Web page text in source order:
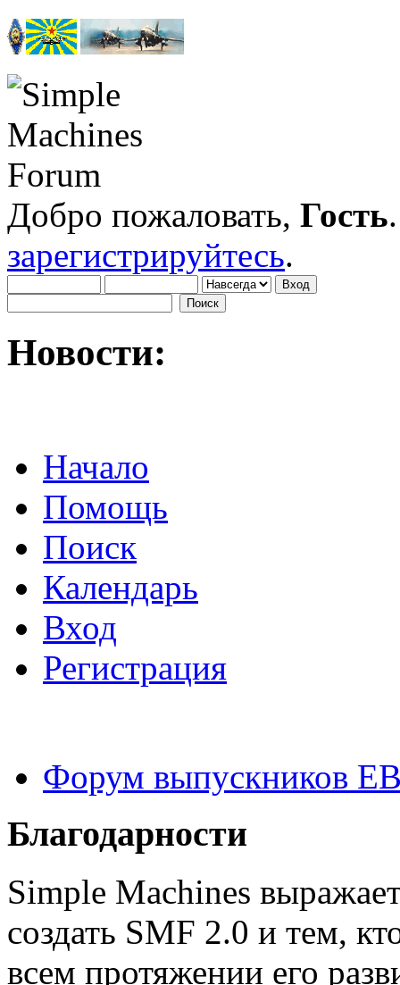
Добро пожаловать, Гость
зарегистрируйтесь.
Новости:
Начало
Помощь
Поиск
Календарь
Вход
Регистрация
Форум выпускников
Благодарности
Simple Machines
создать SMF 2.0 и тем,
всем протяжении его